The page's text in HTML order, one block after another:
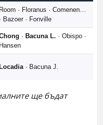
Room · Floranus · Comenen…
· Bazoer · Fonville
· Bacuna L. · Obispo ·
Hansen
Locadia· Bacuna J.
ще бъдат